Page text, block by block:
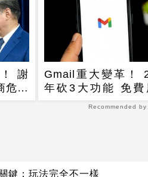
謝
危險
Gmail重大變革！
年砍3大功能 免費
「這好康」不能用了
Recommended by
鍵：玩法完全不一樣